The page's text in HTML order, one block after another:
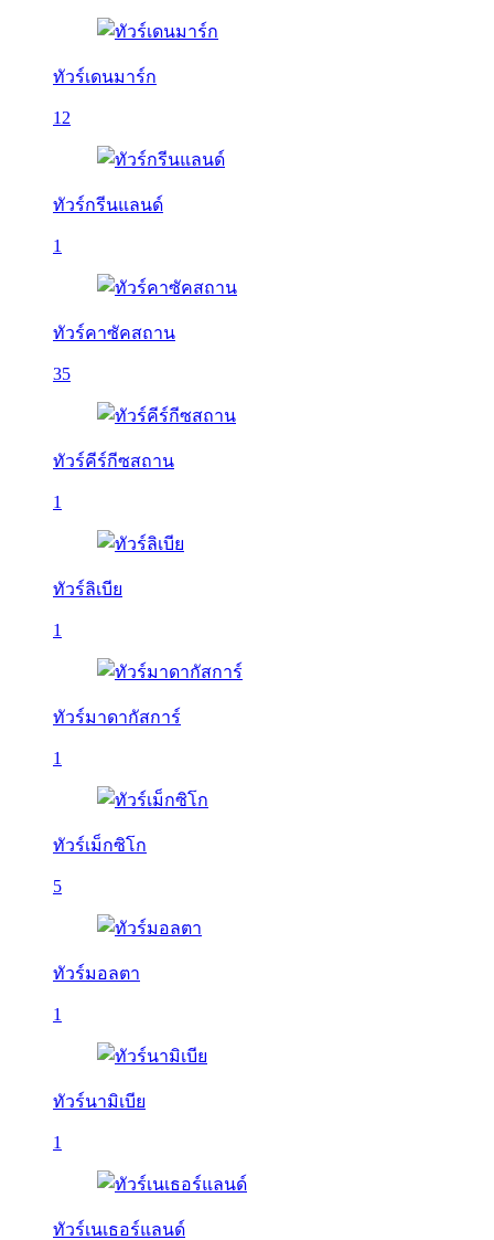
ทัวร์เดนมาร์ก
12
ทัวร์กรีนแลนด์
1
ทัวร์คาซัคสถาน
35
ทัวร์คีร์กีซสถาน
1
ทัวร์ลิเบีย
1
ทัวร์มาดากัสการ์
1
ทัวร์เม็กซิโก
5
ทัวร์มอลตา
1
ทัวร์นามิเบีย
1
ทัวร์เนเธอร์แลนด์